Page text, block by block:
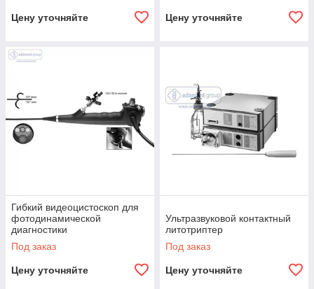
Цену уточняйте Цену уточняйте
Гибкий видеоцистоскоп для
фотодинамической
диагностики
Под заказ
Цену уточняйте
Ультразвуковой контактный
литотриптер
Под заказ
Цену уточняйте